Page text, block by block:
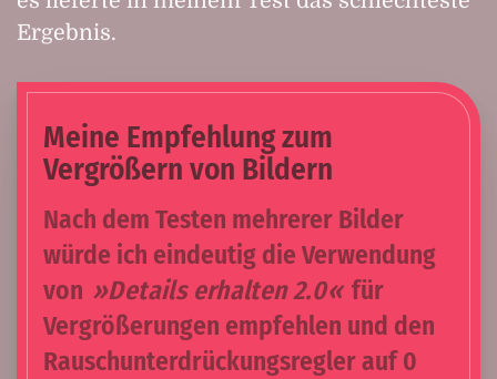
Ergebnis.
Meine Empfehlung zum
Vergrößern von Bildern
Nach dem Testen mehrerer Bilder
würde ich eindeutig die Verwendung
von
Details erhalten 2.0
für
Vergrößerungen empfehlen und den
Rauschunterdrückungsregler auf 0